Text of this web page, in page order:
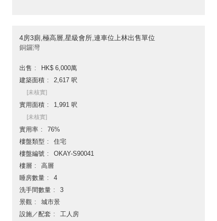
4房3廁,極高層,星級會所,連車位上林出售單位
銅鑼灣
出售
HK$ 6,000萬
建築面積
2,617 呎
[未核實]
實用面積 1,991 呎
[未核實]
實用率
76%
樓盤類型
住宅
樓盤編號
OKAY-S90041
樓層
高層
睡房數量
4
洗手間數量
3
景觀
城市景
設施／配套
工人房